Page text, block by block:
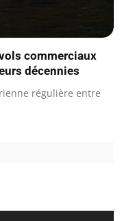
commerciaux
décennies
régulière entre